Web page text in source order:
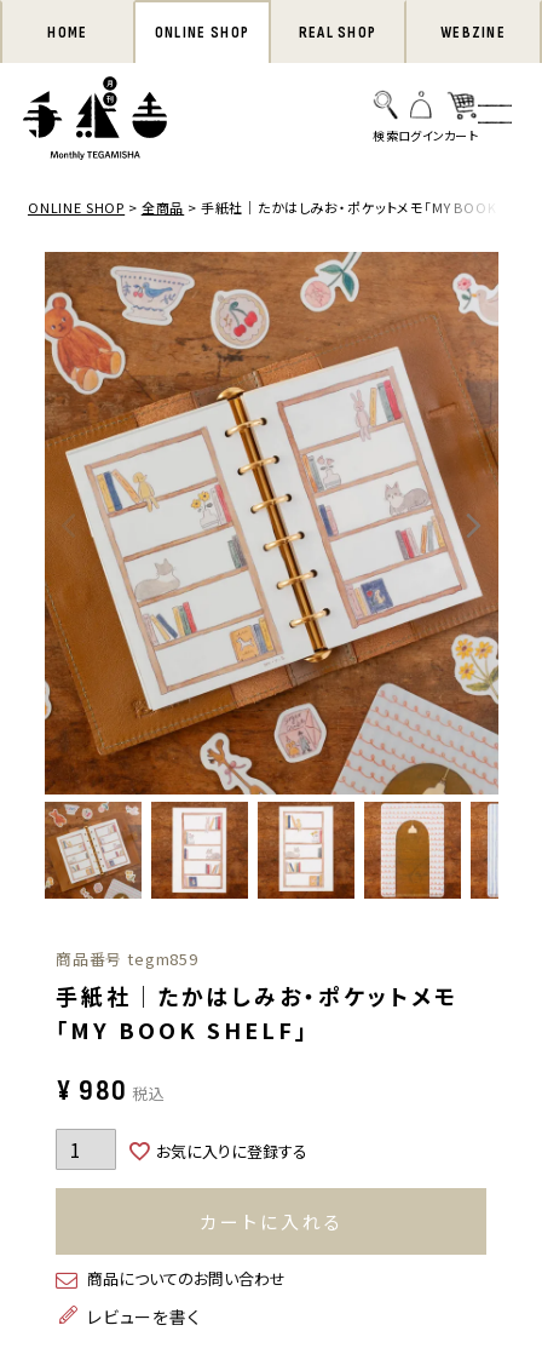
HOME ONLINE SHOP REAL SHOP WEBZINE
ONLINE SHOP 全商品 手紙社｜たかはしみお・ポケットメモ「MY BOOK
商品番号 tegm859
手紙社｜たかはしみお・ポケットメモ
「MY BOOK SHELF」
¥ 980 税込
お気に入りに登録する
カートに入れる
商品についてのお問い合わせ
レビューを書く